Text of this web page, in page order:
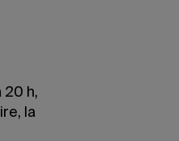
20 h,
la